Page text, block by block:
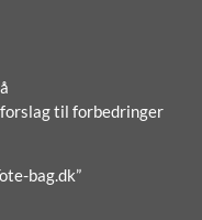
til forbedringer
bag.dk”